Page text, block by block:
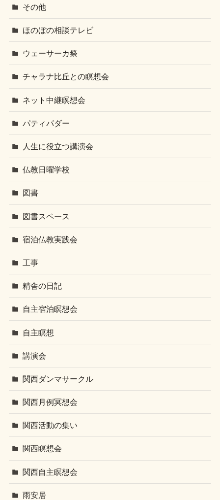
その他
ほのぼの相談テレビ
ウェーサーカ祭
チャラナ比丘との瞑想会
ネット中継瞑想会
パティパダー
人生に役立つ講演会
仏教日曜学校
図書
図書スペース
宿泊仏教実践会
工事
精舎の日記
自主宿泊瞑想会
自主瞑想
講演会
関西ダンマサークル
関西月例冥想会
関西活動の集い
関西瞑想会
関西自主瞑想会
雨安居